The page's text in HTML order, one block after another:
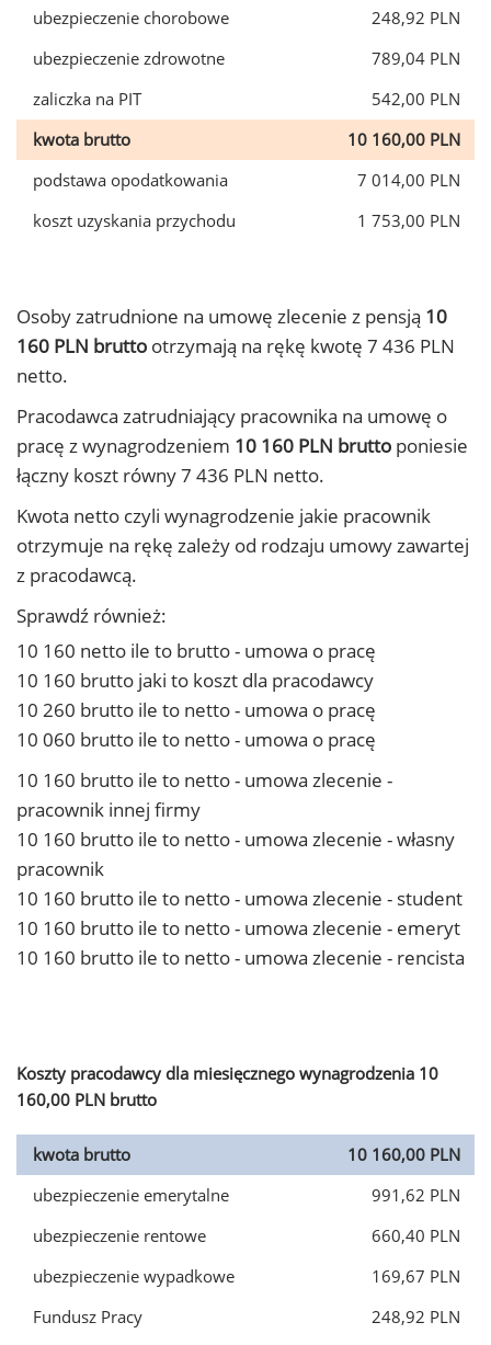
ubezpieczenie chorobowe
248,92 PLN
ubezpieczenie zdrowotne
789,04 PLN
zaliczka na PIT
542,00 PLN
kwota brutto
10 160,00 PLN
podstawa opodatkowania
7 014,00 PLN
koszt uzyskania przychodu
1 753,00 PLN
Osoby zatrudnione na umowę zlecenie z pensją 10
160 PLN brutto otrzymają na rękę kwotę 7 436 PLN
netto.
Pracodawca zatrudniający pracownika na umowę o
pracę z wynagrodzeniem 10 160 PLN brutto poniesie
łączny koszt równy 7 436 PLN netto.
Kwota netto czyli wynagrodzenie jakie pracownik
otrzymuje na rękę zależy od rodzaju umowy zawartej
z pracodawcą.
Sprawdź również:
10 160 netto ile to brutto - umowa o pracę
10 160 brutto jaki to koszt dla pracodawcy
10 260 brutto ile to netto - umowa o pracę
10 060 brutto ile to netto - umowa o pracę
10 160 brutto ile to netto - umowa zlecenie -
pracownik innej firmy
10 160 brutto ile to netto - umowa zlecenie - własny
pracownik
10 160 brutto ile to netto - umowa zlecenie - student
10 160 brutto ile to netto - umowa zlecenie - emeryt
10 160 brutto ile to netto - umowa zlecenie - rencista
Koszty pracodawcy dla miesięcznego wynagrodzenia 10
160,00 PLN brutto
kwota brutto
10 160,00 PLN
ubezpieczenie emerytalne
991,62 PLN
ubezpieczenie rentowe
660,40 PLN
ubezpieczenie wypadkowe
169,67 PLN
Fundusz Pracy
248,92 PLN